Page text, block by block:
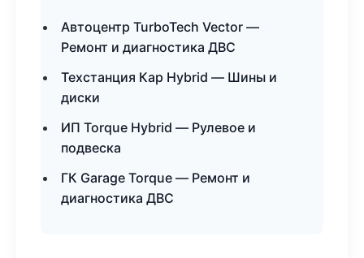
Автоцентр TurboTech Vector —
Ремонт и диагностика ДВС
Техстанция Кар Hybrid — Шины и
диски
ИП Torque Hybrid — Рулевое и
подвеска
ГК Garage Torque — Ремонт и
диагностика ДВС